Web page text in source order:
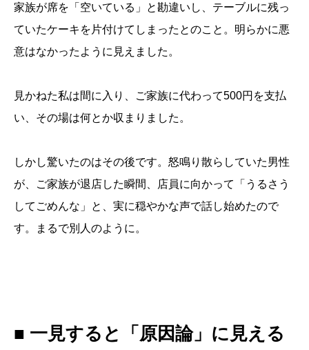
家族が席を「空いている」と勘違いし、テーブルに残っ
ていたケーキを片付けてしまったとのこと。明らかに悪
意はなかったように見えました。
見かねた私は間に入り、ご家族に代わって500円を支払
い、その場は何とか収まりました。
しかし驚いたのはその後です。怒鳴り散らしていた男性
が、ご家族が退店した瞬間、店員に向かって「うるさう
してごめんな」と、実に穏やかな声で話し始めたので
す。まるで別人のように。
■ 一見すると「原因論」に見える